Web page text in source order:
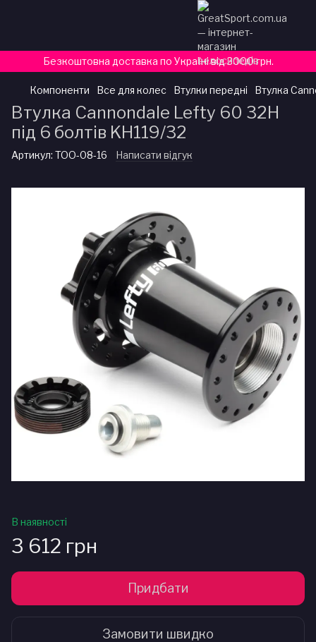
Безкоштовна доставка по Україні від 3000 грн.
Компоненти Все для колес Втулки передні Втулка
Втулка Cannondale Lefty 60 32H
під 6 болтів KH119/32
Артикул: TOO-08-16 Написати відгук
В наявності
3 612 грн
Придбати
Замовити швидко